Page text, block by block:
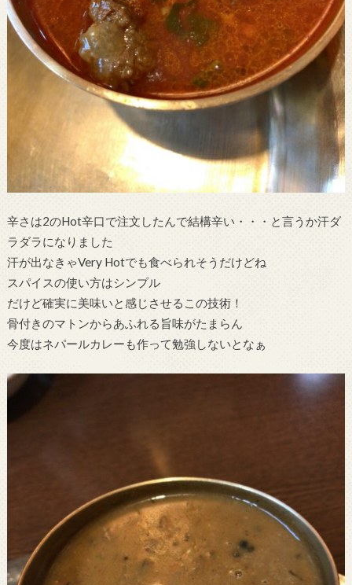
辛さは2のHot辛口で注文したんで結構辛い・・・と言うか汗ダ
ラダラになりました
汗が出なきゃVery Hotでも食べられそうだけどね
スパイスの使い方はシンプル
だけど確実に美味いと感じさせるこの技術！
骨付きのマトンからあふれる旨味がたまらん
今度はネパールカレーも作って勉強しないとなぁ